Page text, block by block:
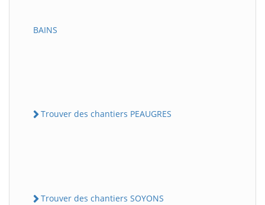
BAINS
Trouver des chantiers PEAUGRES
Trouver des chantiers SOYONS